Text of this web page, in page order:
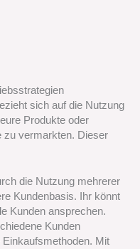
sich auf die Nutzung
Produkte oder
zu vermarkten. Dieser
die Nutzung mehrerer
Kundenbasis. Ihr könnt
Kunden ansprechen.
Kunden
Mit